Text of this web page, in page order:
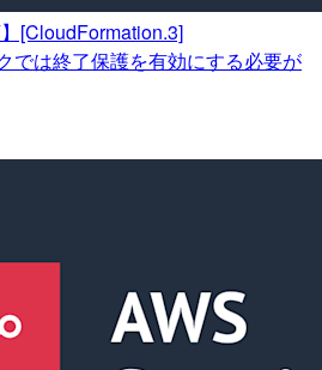
[CloudFormation.3]
では終了保護を有効にする必要が